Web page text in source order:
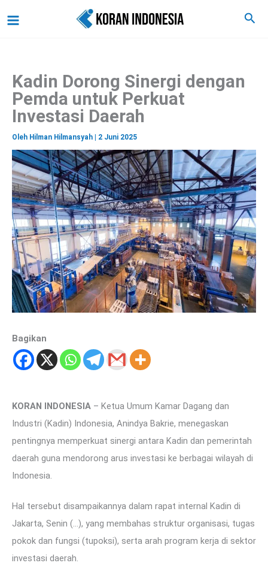
ke
Cari
Kadin Dorong Sinergi dengan
Pemda untuk Perkuat
Investasi Daerah
Oleh Hilman Hilmansyah 2 Juni 2025
Bagikan
KORAN INDONESIA – Ketua Umum Kamar Dagang dan
Industri (Kadin) Indonesia, Anindya Bakrie, menegaskan
pentingnya memperkuat sinergi antara Kadin dan pemerintah
daerah guna mendorong arus investasi ke berbagai wilayah di
Indonesia.
Hal tersebut disampaikannya dalam rapat internal Kadin di
Jakarta, Senin (…), yang membahas struktur organisasi, tugas
pokok dan fungsi (tupoksi), serta arah program kerja di sektor
investasi daerah.
a